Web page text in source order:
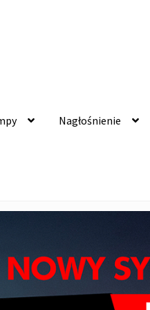
Nagłośnienie